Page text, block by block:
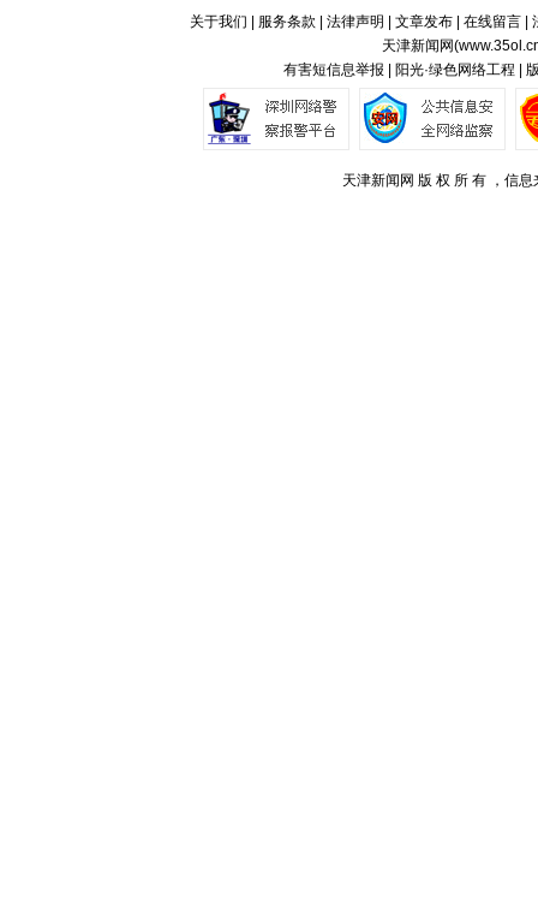
关于我们 服务条款 法律声明 文章发布| 在线留言|
天津新闻网(
有害短信息举报 | 阳光·绿色网络工程 |
天津新闻网 版 权 所 有 ，信